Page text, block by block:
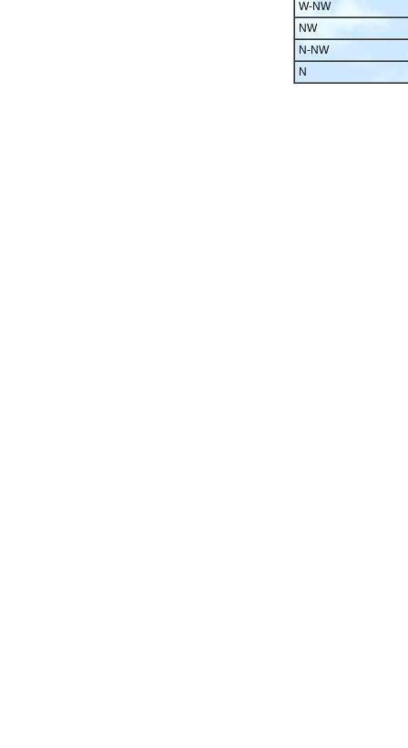
W-NW
NW
N-NW
N